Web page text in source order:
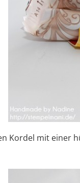
Kordel mit einer